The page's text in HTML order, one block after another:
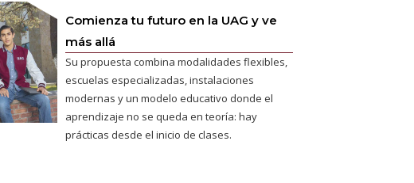
Comienza tu futuro en la UAG y ve
más allá
Su propuesta combina modalidades flexibles,
escuelas especializadas, instalaciones
modernas y un modelo educativo donde el
aprendizaje no se queda en teoría: hay
prácticas desde el inicio de clases.